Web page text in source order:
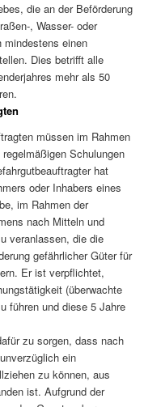
die an der Beförderung
, Wasser- oder
mindestens einen
Dies betrifft alle
mehr als 50
müssen im Rahmen
Schulungen
hat
oder Inhabers eines
im Rahmen der
nach Mitteln und
veranlassen, die die
gefährlicher Güter für
Er ist verpflichtet,
(überwachte
führen und diese 5 Jahre
zu sorgen, dass nach
ein
zu können, aus
ist. Aufgrund der